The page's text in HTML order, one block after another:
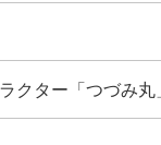
クター「つづみ丸